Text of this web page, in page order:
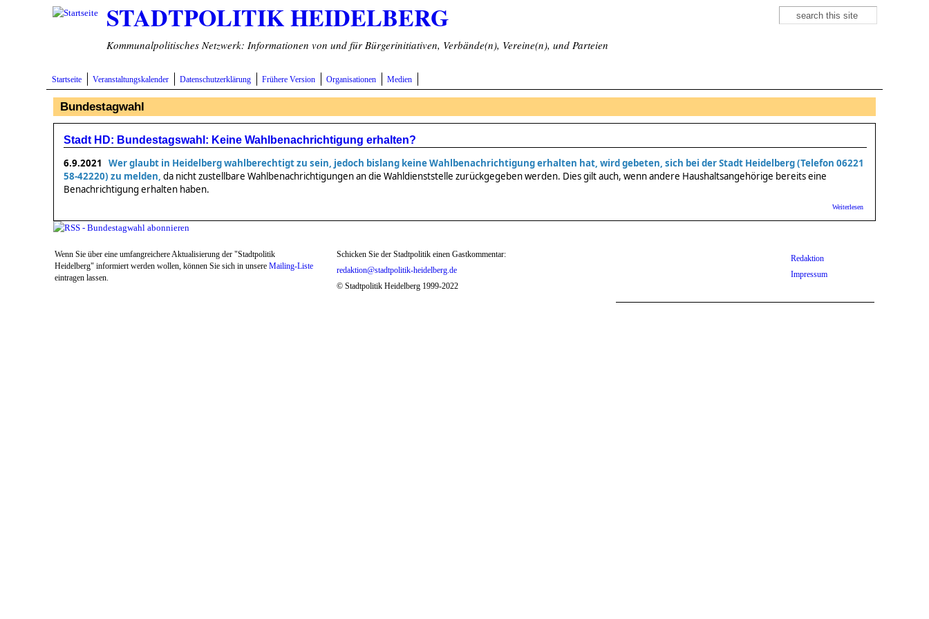
Direkt zum Inhalt STADTPOLITIK HEIDELBERG
Kommunalpolitisches Netzwerk: Informationen von und für Bürgerinitiativen, Verbände(n), Vereine(n), und Parteien
Suchformular
Suche
Startseite Veranstaltungskalender Datenschutzerklärung Frühere Version Organisationen Medien
Bundestagwahl
Stadt HD: Bundestagswahl: Keine Wahlbenachrichtigung erhalten?
6.9.2021
Wer glaubt in Heidelberg wahlberechtigt zu sein, jedoch bislang keine Wahlbenachrichtigung erhalten hat, wird gebeten, sich bei der Stadt Heidelberg (Telefon 06221
58-42220) zu melden,da nicht zustellbare Wahlbenachrichtigungen an die Wahldienststelle zurückgegeben werden. Dies gilt auch, wenn andere Haushaltsangehörige bereits eine
Benachrichtigung erhalten haben.
Weiterlesen
Wenn Sie über eine umfangreichere Aktualisierung der "Stadtpolitik
Heidelberg" informiert werden wollen, können Sie sich in unsereMailing-Liste
eintragen lassen.
Schicken Sie der Stadtpolitik einen Gastkommentar:
redaktion@stadtpolitik-heidelberg.de
© Stadtpolitik Heidelberg 1999-2022
Redaktion
Impressum